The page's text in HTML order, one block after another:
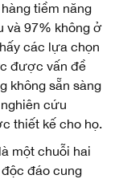
tiềm năng
và 97% không ở
các lựa chọn
được vấn đề
không sẵn sàng
cứu
thiết kế cho họ.
một chuỗi hai
đáo cung